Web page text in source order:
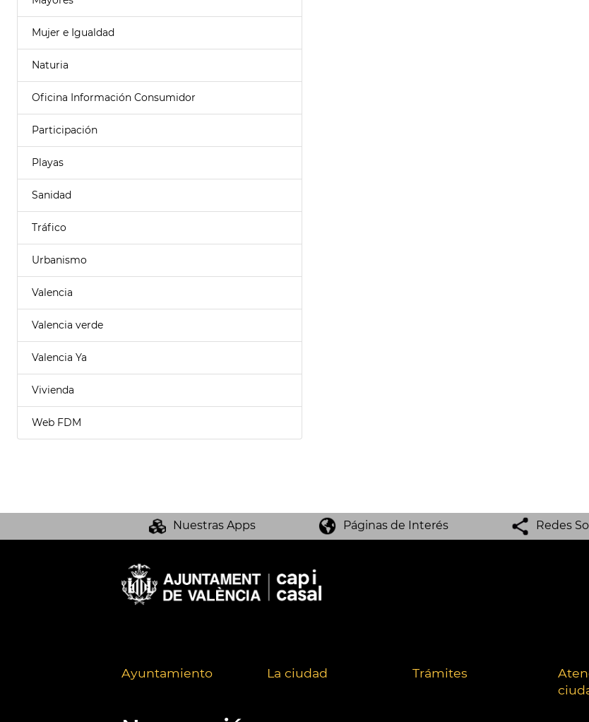
Mujer e Igualdad
Naturia
Oficina Información Consumidor
Participación
Playas
Sanidad
Tráfico
Urbanismo
Valencia
Valencia verde
Valencia Ya
Vivienda
Web FDM
Nuestras Apps Páginas de Interés Redes
Ayuntamiento La ciudad Trámites